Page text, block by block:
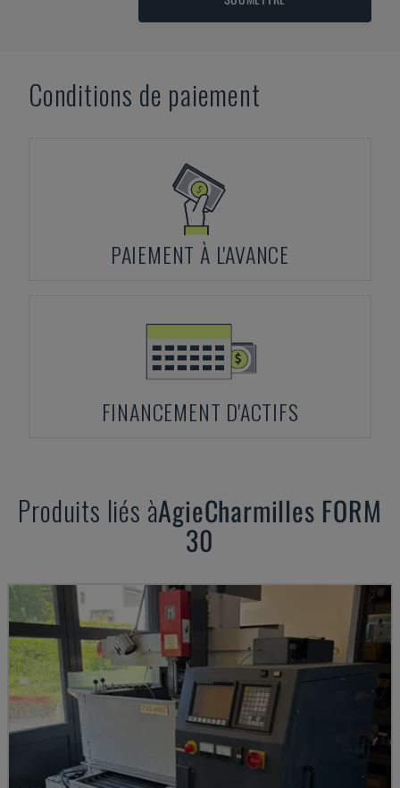
Conditions de paiement
PAIEMENT À L'AVANCE
FINANCEMENT D'ACTIFS
Produits liés àAgieCharmilles FORM
30